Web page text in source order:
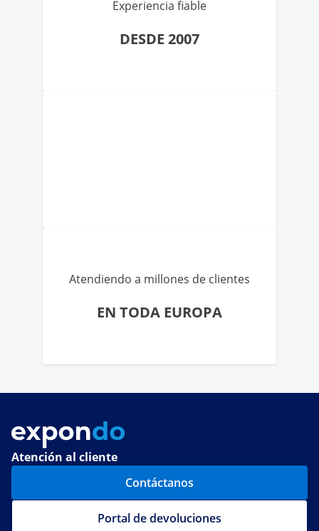
Experiencia fiable
DESDE 2007
Atendiendo a millones de clientes
EN TODA EUROPA
Atención al cliente
Contáctanos
Portal de devoluciones